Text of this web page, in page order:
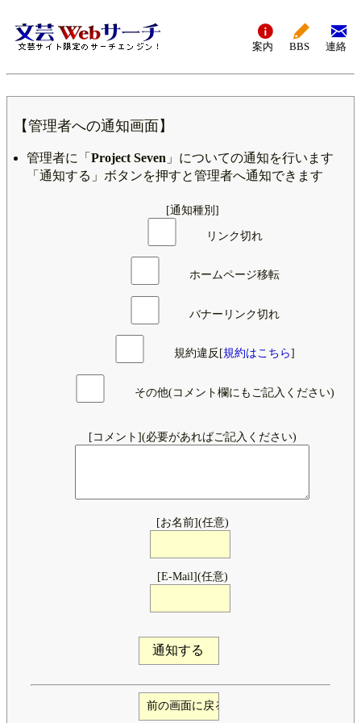
案内 BBS 連絡
【管理者への通知画面】
管理者に「 Project Seven 」についての通知を行います
「通知する」ボタンを押すと管理者へ通知できます
[通知種別]
リンク切れ
ホームページ移転
バナーリンク切れ
規約違反[規約はこちら
その他(コメント欄にもご記入ください)
[コメント](必要があればご記入ください)
[お名前](任意)
[E-Mail](任意)